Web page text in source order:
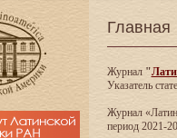
Главная
Журнал"
Указатель
Журнал
период 2021-